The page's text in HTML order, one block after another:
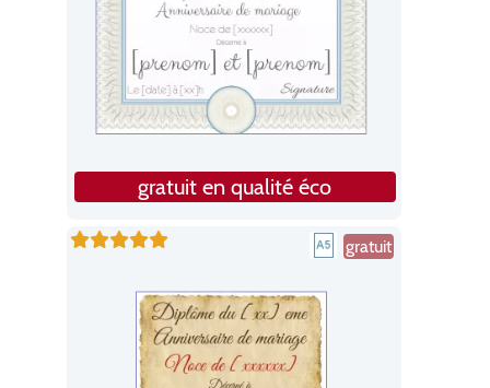
gratuit en qualité éco
gratuit